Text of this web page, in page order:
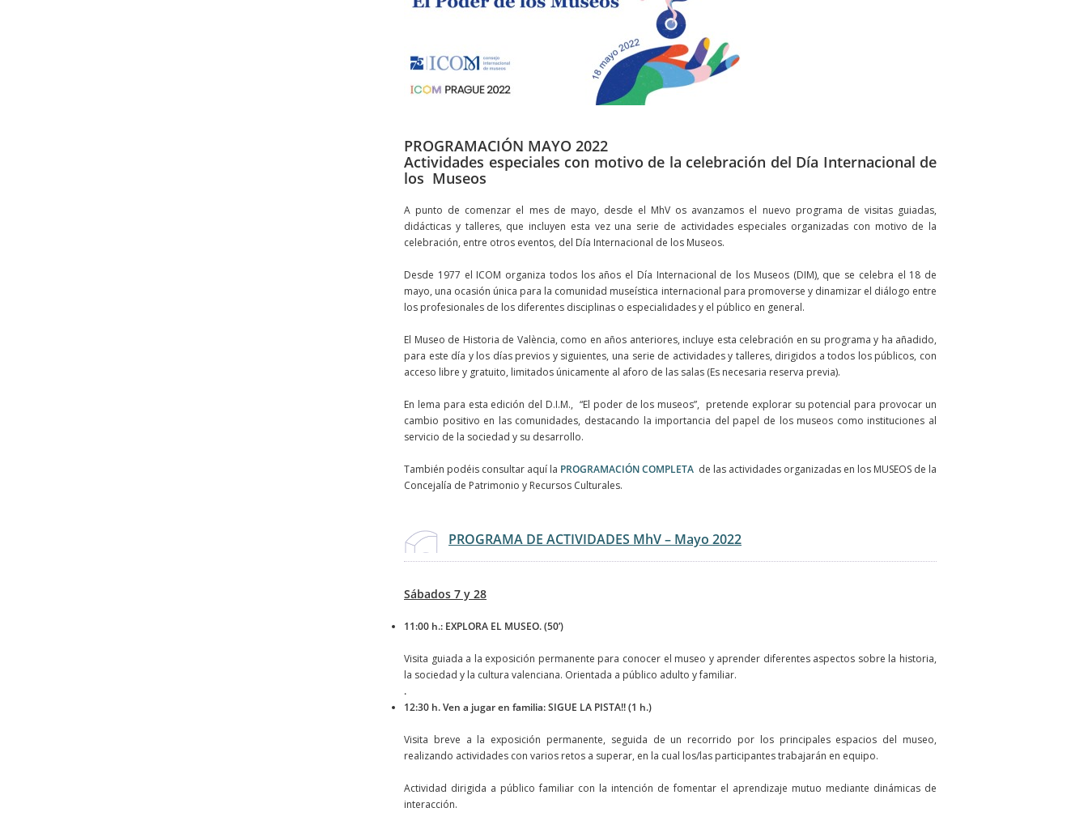
PROGRAMACIÓN MAYO 2022
Actividades especiales con motivo de la celebración del Día Internacional de
los Museos
A punto de comenzar el mes de mayo, desde el MhV os avanzamos el nuevo programa de visitas guiadas,
didácticas y talleres, que incluyen esta vez una serie de actividades especiales organizadas con motivo de la
celebración, entre otros eventos, del Día Internacional de los Museos.
Desde 1977 el ICOM organiza todos los años el Día Internacional de los Museos (DIM), que se celebra el 18 de
mayo, una ocasión única para la comunidad museística internacional para promoverse y dinamizar el diálogo entre
los profesionales de los diferentes disciplinas o especialidades y el público en general.
El Museo de Historia de València, como en años anteriores, incluye esta celebración en su programa y ha añadido,
para este día y los días previos y siguientes, una serie de actividades y talleres, dirigidos a todos los públicos, con
acceso libre y gratuito, limitados únicamente al aforo de las salas (Es necesaria reserva previa).
En lema para esta edición del D.I.M., “El poder de los museos”, pretende explorar su potencial para provocar un
cambio positivo en las comunidades, destacando la importancia del papel de los museos como instituciones al
servicio de la sociedad y su desarrollo.
También podéis consultar aquí la PROGRAMACIÓN COMPLETA de las actividades organizadas en los MUSEOS de la
Concejalía de Patrimonio y Recursos Culturales.
PROGRAMA DE ACTIVIDADES MhV – Mayo 2022
Sábados 7 y 28
11:00 h.: EXPLORA EL MUSEO. (50’)
Visita guiada a la exposición permanente para conocer el museo y aprender diferentes aspectos sobre la historia,
la sociedad y la cultura valenciana. Orientada a público adulto y familiar.
.
12:30 h. Ven a jugar en familia: SIGUE LA PISTA!! (1 h.)
Visita breve a la exposición permanente, seguida de un recorrido por los principales espacios del museo,
realizando actividades con varios retos a superar, en la cual los/las participantes trabajarán en equipo.
Actividad dirigida a público familiar con la intención de fomentar el aprendizaje mutuo mediante dinámicas de
interacción.